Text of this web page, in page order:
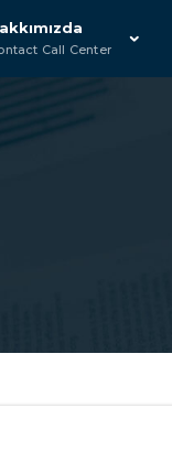
Call Center